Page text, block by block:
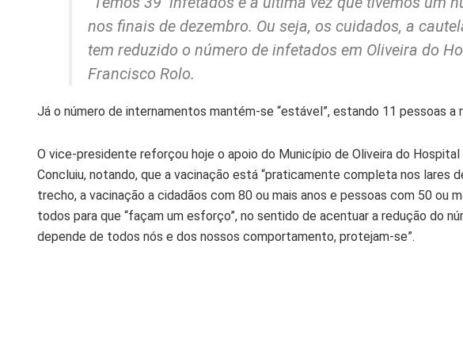
nos finais de dezembro. Ou seja, os cuidados, a
tem reduzido o número de infetados em Oliveira do
Francisco Rolo.
Já o número de internamentos mantém-se “estável”, estando 11 pessoas a
O vice-presidente reforçou hoje o apoio do Município de Oliveira do
Concluiu, notando, que a vacinação está “praticamente completa nos lares
trecho, a vacinação a cidadãos com 80 ou mais anos e pessoas com 50 ou
todos para que “façam um esforço”, no sentido de acentuar a redução do
depende de todos nós e dos nossos comportamento, protejam-se”.